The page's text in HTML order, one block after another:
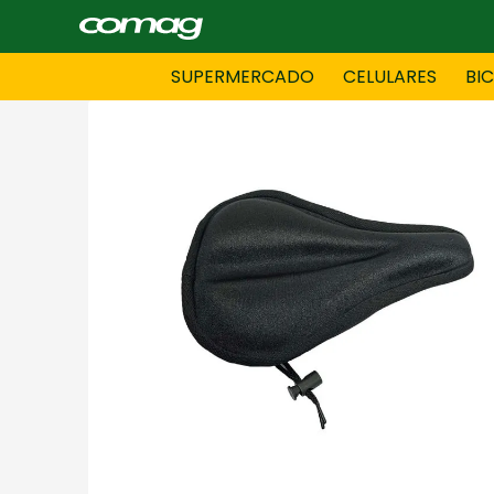
SUPERMERCADO CELULARES
DAMAS CONFECCIONES
HOMBRES CONFECCIONES